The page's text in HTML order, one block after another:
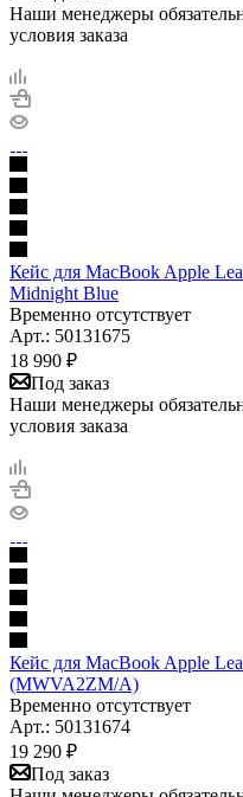
Наши менеджеры
условия заказа
Кейс для MacBook Apple
Midnight Blue
Временно отсутствует
Арт.: 50131675
18 990 ₽
Под заказ
Наши менеджеры
условия заказа
Кейс для MacBook Apple
(MWVA2ZM/A)
Временно отсутствует
Арт.: 50131674
19 290 ₽
Под заказ